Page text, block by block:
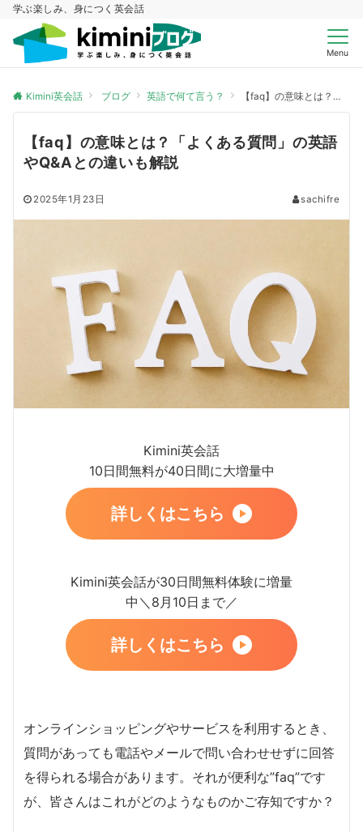
学ぶ楽しみ、身につく英会話
Menu
Kimini英会話 ブログ 英語で何て言う？ 【faq】の意味とは？「よくある質問」の英語やQ&Aとの違いも解説
【faq】の意味とは？「よくある質問」の英語
やQ&Aとの違いも解説
2025年1月23日 sachifre
Kimini英会話
10日間無料が40日間に大増量中
詳しくはこちら
Kimini英会話が30日間無料体験に増量
中＼8月10日まで／
詳しくはこちら
オンラインショッピングやサービスを利用するとき、
質問があっても電話やメールで問い合わせせずに回答
を得られる場合があります。それが便利な”faq”です
が、皆さんはこれがどのようなものかご存知ですか？